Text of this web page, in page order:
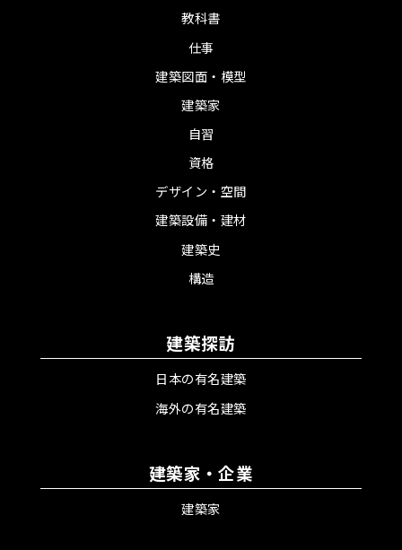
教科書
仕事
建築図面・模型
建築家
自習
資格
デザイン・空間
建築設備・建材
建築史
構造
建築探訪
日本の有名建築
海外の有名建築
建築家・企業
建築家